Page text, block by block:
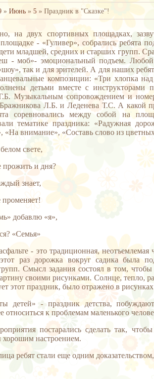
» Июнь » 5» Праздник в "Сказке"!
на двух спортивных площадках,
- «Гуливер», собрались ребята
младшей, средних и старших групп.
- моб»- эмоциональный подъем.
так и для зрителей. А для наших
композиции: «Три хлопка
детьми вместе с
Музыкальным сопровождением и
Л.Б. и Леденева Т.С. А какой
соревновались между собой на
тематике праздника: «Радужная
«На внимание», «Составь слово из
свете,
и дня?
знает,
добавлю «я»,
«Семья»
- это традиционная,
раз дорожка вокруг садика была
Смысл задания состоял в том,
своими рисунками. Солнце, тепло,
этот праздник, было отражено в рисунках
детей» - праздник детства,
относиться к проблемам маленького
постарались сделать так,
настроением.
ребят стали еще одним
Г.Б.